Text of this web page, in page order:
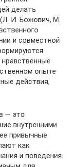
делать
И. Божович, М.
и совместной
опыте
действия,
— это
внутренними
привычные
как
и поведения.